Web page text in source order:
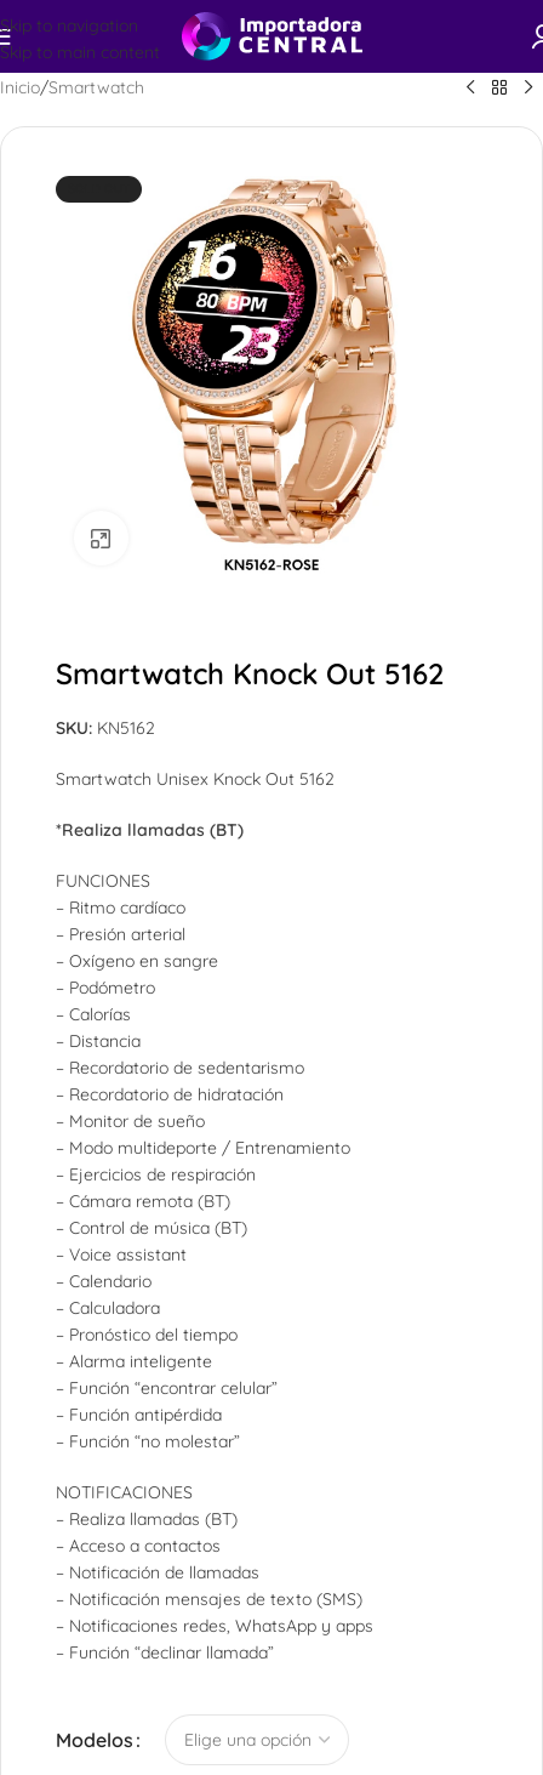
Skip to navigation
Skip to main content
Inicio/Smartwatch
Smartwatch Knock Out 5162
SKU: KN5162
Smartwatch Unisex Knock Out 5162
*Realiza llamadas (BT)
FUNCIONES
– Ritmo cardíaco
– Presión arterial
– Oxígeno en sangre
– Podómetro
– Calorías
– Distancia
– Recordatorio de sedentarismo
– Recordatorio de hidratación
– Monitor de sueño
– Modo multideporte / Entrenamiento
– Ejercicios de respiración
– Cámara remota (BT)
– Control de música (BT)
– Voice assistant
– Calendario
– Calculadora
– Pronóstico del tiempo
– Alarma inteligente
– Función “encontrar celular”
– Función antipérdida
– Función “no molestar”
NOTIFICACIONES
– Realiza llamadas (BT)
– Acceso a contactos
– Notificación de llamadas
– Notificación mensajes de texto (SMS)
– Notificaciones redes, WhatsApp y apps
– Función “declinar llamada”
Modelos